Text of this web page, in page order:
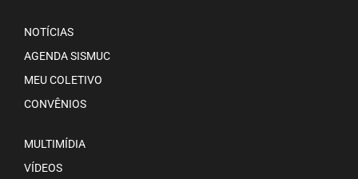
NOTÍCIAS
AGENDA SISMUC
MEU COLETIVO
CONVÊNIOS
MULTIMÍDIA
VÍDEOS